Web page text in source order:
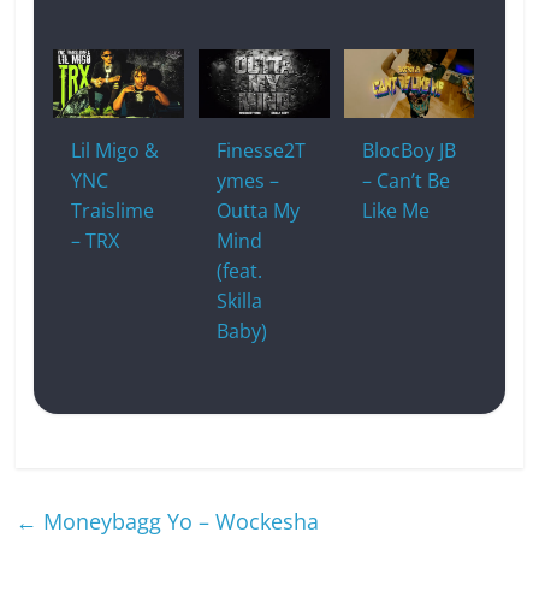
Lil Migo &
YNC
Traislime
– TRX
Finesse2T
ymes –
Outta My
Mind
(feat.
Skilla
Baby)
BlocBoy JB
– Can’t Be
Like Me
← Moneybagg Yo – Wockesha